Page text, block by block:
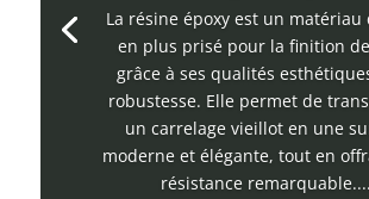
La résine époxy est un matériau
en plus prisé pour la finition
grâce à ses qualités
robustesse. Elle permet de
un carrelage vieillot en une
moderne et élégante, tout en
résistance remarquable....